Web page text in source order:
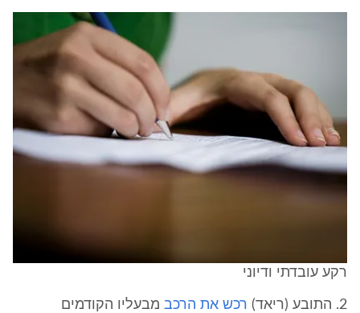
רקע עובדתי ודיוני
2. התובע (ריאד) רכש את הרכב מבעליו הקודמים